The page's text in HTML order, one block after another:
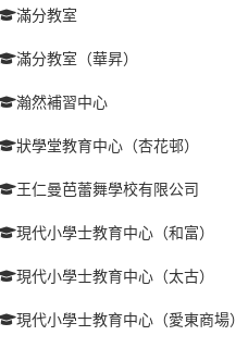
滿分教室
滿分教室（華昇）
瀚然補習中心
狀學堂教育中心（杏花邨）
王仁曼芭蕾舞學校有限公司
現代小學士教育中心（和富）
現代小學士教育中心（太古）
現代小學士教育中心（愛東商場）